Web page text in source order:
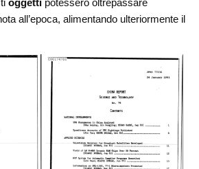
all’epoca, alimentando ulteriormente il